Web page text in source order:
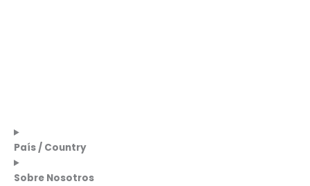
País / Country
Sobre Nosotros